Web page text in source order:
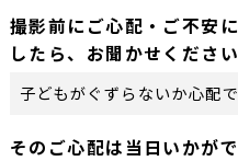
撮影前にご心配・ご不安
したら、お聞かせください
子どもがぐずらないか心配
そのご心配は当日いかが